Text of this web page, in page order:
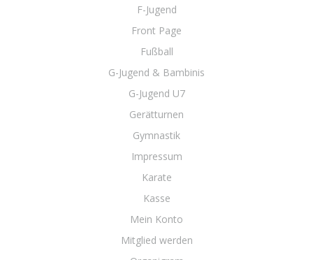
F-Jugend
Front Page
Fußball
G-Jugend & Bambinis
G-Jugend U7
Gerätturnen
Gymnastik
Impressum
Karate
Kasse
Mein Konto
Mitglied werden